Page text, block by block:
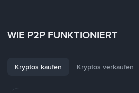
WIE P2P FUNKTIONIERT
Kryptos kaufen Kryptos verkaufen